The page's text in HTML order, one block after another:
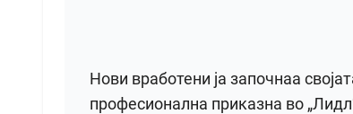
Нови вработени ја започнаа
професионална приказна во